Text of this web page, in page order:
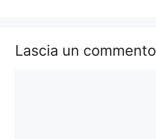
Lascia un commento